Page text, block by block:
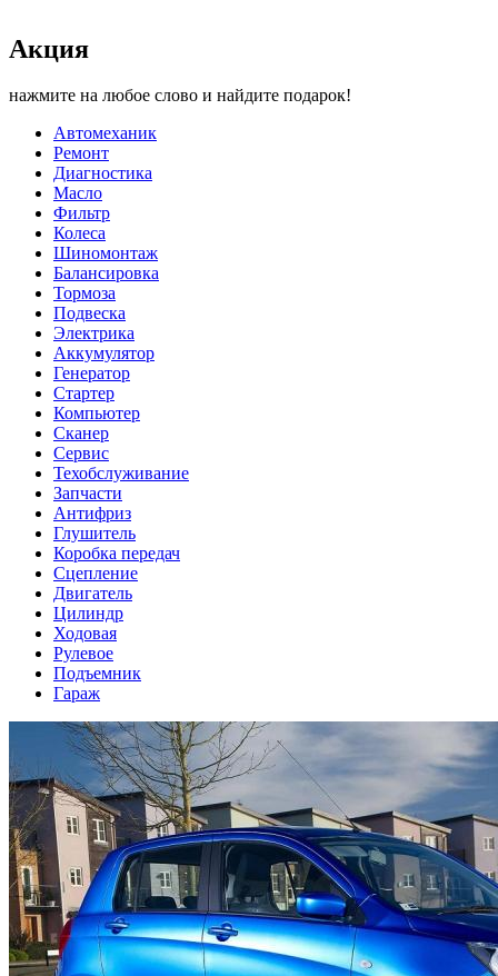
Акция
нажмите на любое слово и найдите подарок!
Автомеханик
Ремонт
Диагностика
Масло
Фильтр
Колеса
Шиномонтаж
Балансировка
Тормоза
Подвеска
Электрика
Аккумулятор
Генератор
Стартер
Компьютер
Сканер
Сервис
Техобслуживание
Запчасти
Антифриз
Глушитель
Коробка передач
Сцепление
Двигатель
Цилиндр
Ходовая
Рулевое
Подъемник
Гараж